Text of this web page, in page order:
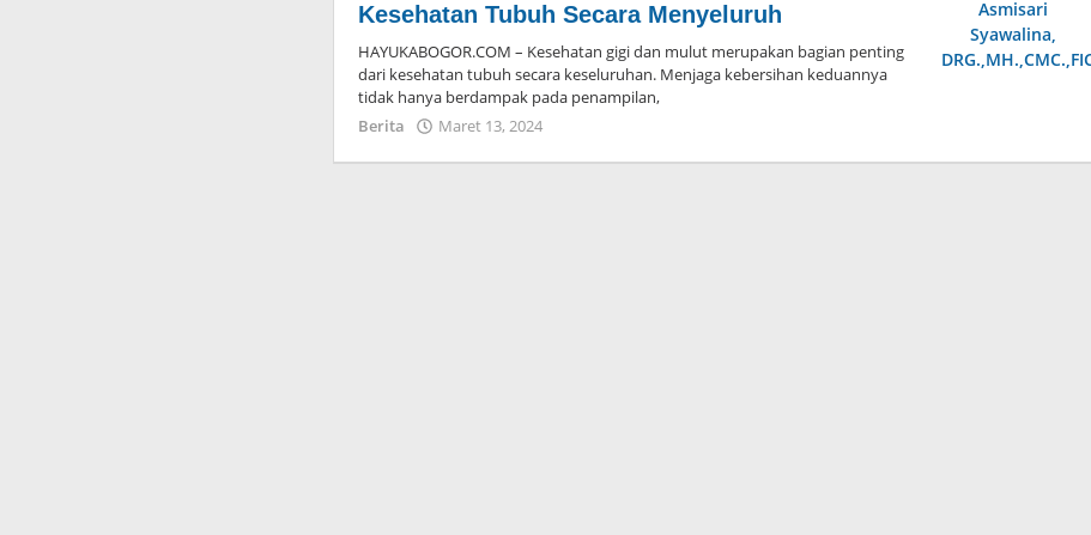
Kesehatan Tubuh Secara Menyeluruh
HAYUKABOGOR.COM – Kesehatan gigi dan mulut merupakan bagian penting
dari kesehatan tubuh secara keseluruhan. Menjaga kebersihan keduannya
tidak hanya berdampak pada penampilan,
Berita
Maret 13, 2024